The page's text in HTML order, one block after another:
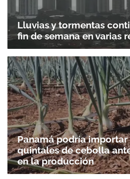
Lluvias y tormentas
fin de semana en varias
Panamá podría
quintales de cebolla
en la producción